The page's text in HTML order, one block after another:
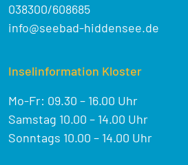
038300/608685
info@seebad-hiddensee.de
Inselinformation Kloster
Mo-Fr: 09.30 – 16.00 Uhr
Samstag 10.00 – 14.00 Uhr
Sonntags 10.00 – 14.00 Uhr